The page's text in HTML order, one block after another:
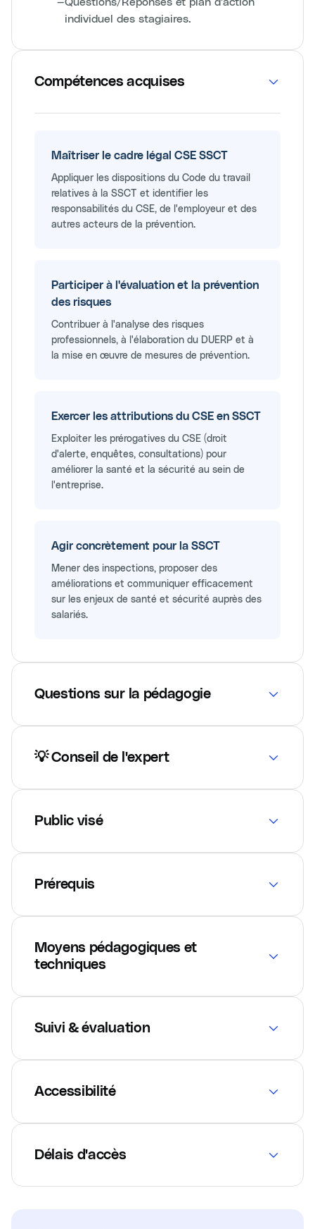
individuel des stagiaires.
Compétences acquises
Maîtriser le cadre légal CSE SSCT
Appliquer les dispositions du Code du travail
relatives à la SSCT et identifier les
responsabilités du CSE, de l'employeur et des
autres acteurs de la prévention.
Participer à l'évaluation et la prévention
des risques
Contribuer à l'analyse des risques
professionnels, à l'élaboration du DUERP et à
la mise en œuvre de mesures de prévention.
Exercer les attributions du CSE en SSCT
Exploiter les prérogatives du CSE (droit
d'alerte, enquêtes, consultations) pour
améliorer la santé et la sécurité au sein de
l'entreprise.
Agir concrètement pour la SSCT
Mener des inspections, proposer des
améliorations et communiquer efficacement
sur les enjeux de santé et sécurité auprès des
salariés.
Questions sur la pédagogie
💡 Conseil de l'expert
Public visé
Prérequis
Moyens pédagogiques et
techniques
Suivi & évaluation
Accessibilité
Délais d'accès